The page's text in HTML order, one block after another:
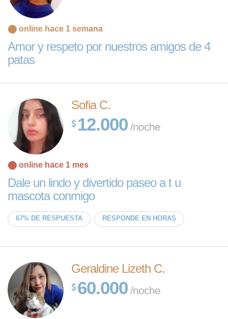
⬤ online hace 1 semana
Amor y respeto por nuestros amigos de 4
patas
Sofia C.
12.000 /noche
⬤ online hace 1 mes
Dale un lindo y divertido paseo a t u
mascota conmigo
67% DE RESPUESTA RESPONDE EN HORAS
Geraldine Lizeth C.
60.000 /noche